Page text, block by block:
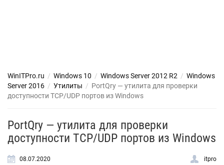
WinITPro.ru / Windows 10 / Windows Server 2012 R2 / Windows
Server 2016 / Утилиты / PortQry — утилита для проверки
доступности TCP/UDP портов из Windows
PortQry — утилита для проверки
доступности TCP/UDP портов из Windows
08.07.2020 itpro